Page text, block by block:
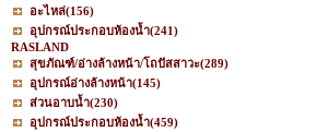
อะไหล่(156)
อุปกรณ์ประกอบห้องน้ำ(241)
RASLAND
สุขภัณฑ์/อ่างล้างหน้า/โถปัสสาวะ(289)
อุปกรณ์อ่างล้างหน้า(145)
ส่วนอาบน้ำ(230)
อุปกรณ์ประกอบห้องน้ำ(459)